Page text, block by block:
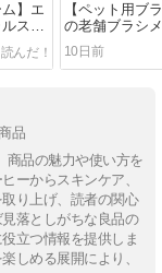
ム】エ
スキ
【ペット用ブ
の老舗ブラシ
ーの両面ブラ
BÜRSTEN】
10日前
品
商品の魅力や使い方を
ーからスキンケア、
り上げ、読者の関心
落としがちな良品の
立つ情報を提供しま
しめる展開により、